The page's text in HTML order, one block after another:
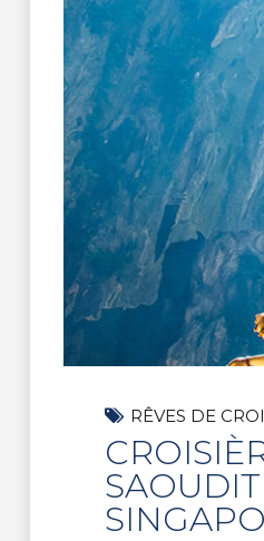
RÊVES DE